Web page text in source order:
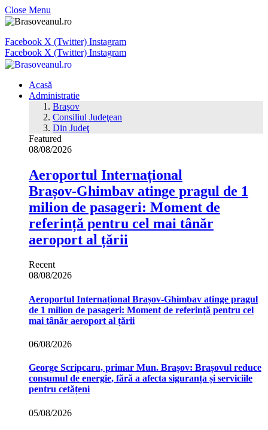
Close Menu
Facebook X (Twitter) Instagram
Facebook X (Twitter) Instagram
Acasă
Administratie
Braşov
Consiliul Judeţean
Din Judeţ
Featured
08/08/2026
Aeroportul Internațional
Brașov‑Ghimbav atinge pragul de 1
milion de pasageri: Moment de
referință pentru cel mai tânăr
aeroport al țării
Recent
08/08/2026
Aeroportul Internațional Brașov‑Ghimbav atinge pragul
de 1 milion de pasageri: Moment de referință pentru cel
mai tânăr aeroport al țării
06/08/2026
George Scripcaru, primar Mun. Brașov: Brașovul reduce
consumul de energie, fără a afecta siguranța și serviciile
pentru cetățeni
05/08/2026